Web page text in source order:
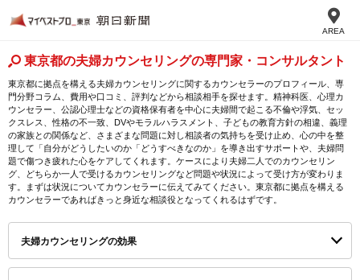
AREA
東京都の夫婦カウンセリングの専門家・コンサルタント
東京都に拠点を構える夫婦カウンセリングに関するカウンセラーのプロフィール、専
門分野コラム、費用や口コミ、評判などから相談相手を探せます。精神科医、心理カ
ウンセラー、公認心理士などの資格保有者を中心に夫婦間で起こる不倫や浮気、セッ
クスレス、性格の不一致、DVやモラルハラスメント、子どもの教育方針の相違、義理
の家族との関係など、さまざまな問題に対し相談者の気持ちを受け止め、心の中を整
理して「自分がどうしたいのか「どうすべきなのか」を導き出すサポートや、夫婦問
題で傷つき疲れた心をケアしてくれます。ケースにより夫婦二人でのカウンセリン
グ、どちらか一人で受けるカウンセリングなど問題や状況によって受け方が変わりま
す。まずは状況についてカウンセラーに伝えてみてください。東京都に拠点を構える
カウンセラーであればきっと身近な相談役となってくれるはずです。
夫婦カウンセリングの効果